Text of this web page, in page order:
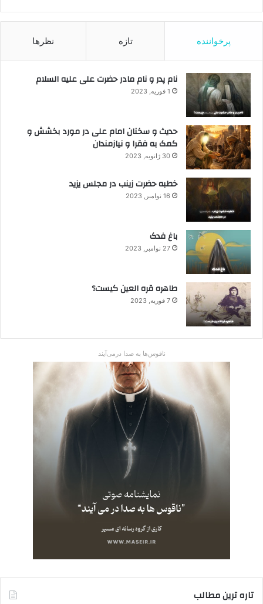
پرخواننده تازه نظرها
نام پدر و نام مادر حضرت علی علیه السلام
1 فوریه, 2023
حدیث و سخنان امام علی در مورد بخشش و
کمک به فقرا و نیازمندان
30 ژانویه, 2023
خطبه حضرت زینب در مجلس یزید
16 نوامبر, 2023
باغ فدک
27 نوامبر, 2023
طاهره قره العین کیست؟
7 فوریه, 2023
ناقوس‌ها به صدا در‌می‌آیند
تاره ترین مطالب